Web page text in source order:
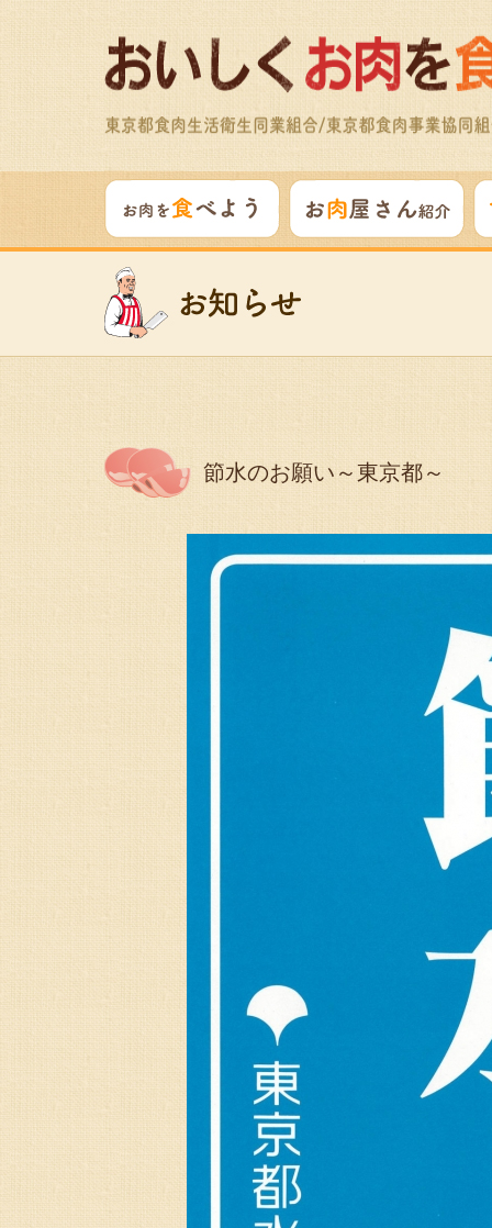
節水のお願い～東京都～